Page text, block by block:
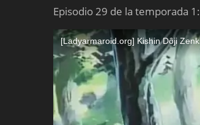
Episodio 29 de la temporada 1: